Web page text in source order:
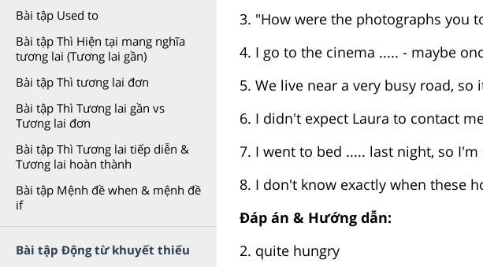
Bài tập Used to
Bài tập Thì Hiện tại mang nghĩa
tương lai (Tương lai gần)
Bài tập Thì tương lai đơn
Bài tập Thì Tương lai gần vs
Tương lai đơn
Bài tập Thì Tương lai tiếp diễn &
Tương lai hoàn thành
Bài tập Mệnh đề when & mệnh đề
if
Bài tập Động từ khuyết thiếu
3. "How were the photographs you
4. I go to the cinema ..... - maybe
5. We live near a very busy road, so
6. I didn't expect Laura to contact
7. I went to bed ..... last night, so
8. I don't know exactly when these
Đáp án & Hướng dẫn:
2. quite hungry